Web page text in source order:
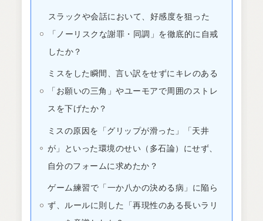
スラックや会話において、好感度を狙った
「ノーリスクな謝罪・同調」を徹底的に自戒
したか？
ミスをした瞬間、言い訳をせずにキレのある
「お願いの三角」やユーモアで周囲のストレ
スを下げたか？
ミスの原因を「グリップが滑った」「天井
が」といった環境のせい（多石論）にせず、
自分のフォームに求めたか？
ゲーム練習で「一か八かの決める病」に陥ら
ず、ルールに則した「再現性のある長いラリ